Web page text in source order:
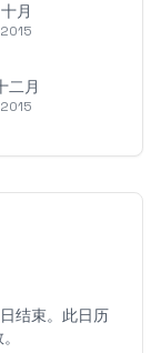
十月
2015
二月
2015
结束。此日历